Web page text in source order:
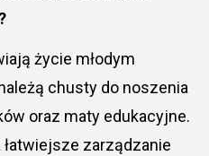
życie młodym
chusty do noszenia
oraz maty edukacyjne.
zarządzanie